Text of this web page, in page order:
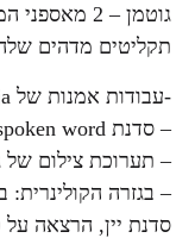
גוטמן – 2
תקליטים מדהים
-עבודות אמנות של Faluja על קירות ובחללים
– סדנת spoken word בהנחיית יפתח ליבוביץ.
– תערוכת צילום של
– בגזרה הקולינרית:
סדנת יין, הרצאה